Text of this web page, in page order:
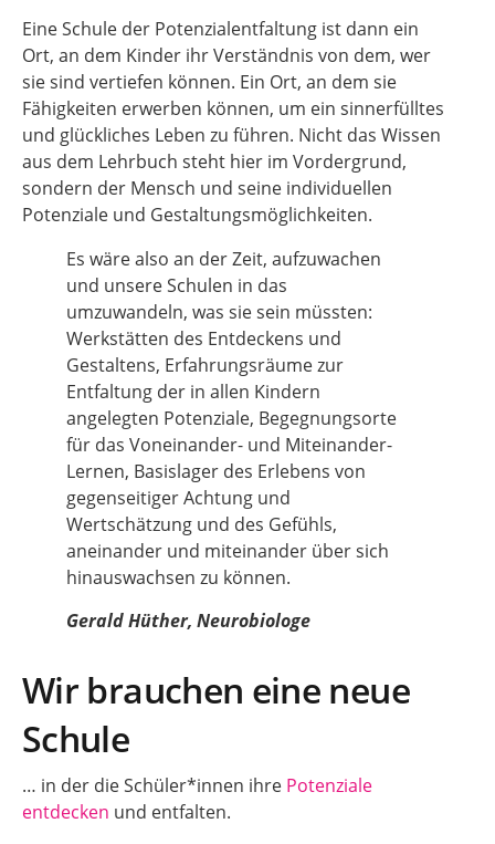
Eine Schule der Potenzialentfaltung ist dann ein
Ort, an dem Kinder ihr Verständnis von dem, wer
sie sind vertiefen können. Ein Ort, an dem sie
Fähigkeiten erwerben können, um ein sinnerfülltes
und glückliches Leben zu führen. Nicht das Wissen
aus dem Lehrbuch steht hier im Vordergrund,
sondern der Mensch und seine individuellen
Potenziale und Gestaltungsmöglichkeiten.
Es wäre also an der Zeit, aufzuwachen
und unsere Schulen in das
umzuwandeln, was sie sein müssten:
Werkstätten des Entdeckens und
Gestaltens, Erfahrungsräume zur
Entfaltung der in allen Kindern
angelegten Potenziale, Begegnungsorte
für das Voneinander- und Miteinander-
Lernen, Basislager des Erlebens von
gegenseitiger Achtung und
Wertschätzung und des Gefühls,
aneinander und miteinander über sich
hinauswachsen zu können.
Gerald Hüther, Neurobiologe
Wir brauchen eine neue
Schule
… in der die Schüler*innen ihre Potenziale
entdecken und entfalten.